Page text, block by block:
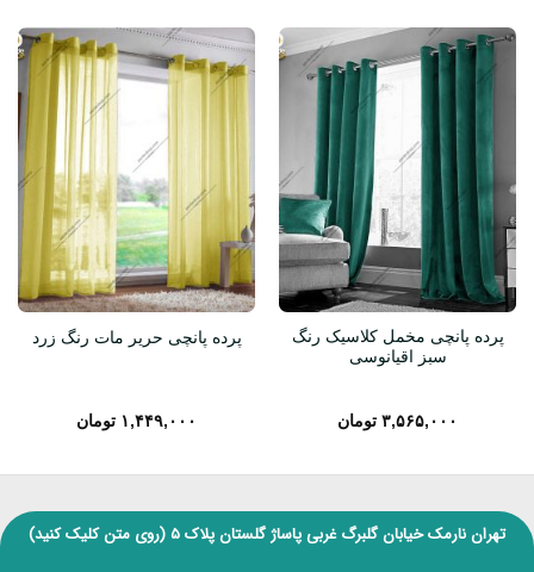
پرده پانچی مخمل کلاسیک رنگ
سبز اقیانوسی
۳,۵۶۵,۰۰۰ تومان
پرده پانچی حریر مات رنگ زرد
۱,۴۴۹,۰۰۰ تومان
تهران نارمک خیابان گلبرگ غربی پاساژ گلستان پلاک ۵ (روی متن کلیک کنید)